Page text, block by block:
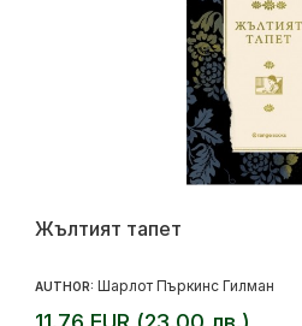
Жълтият тапет
AUTHOR: Шарлот Пъркинс Гилман